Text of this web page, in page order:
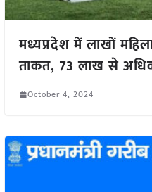
मध्यप्रदेश में लाखों
ताकत, 73 लाख से
October 4, 2024